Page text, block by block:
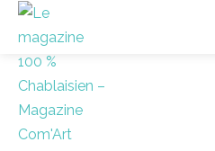
All Categories